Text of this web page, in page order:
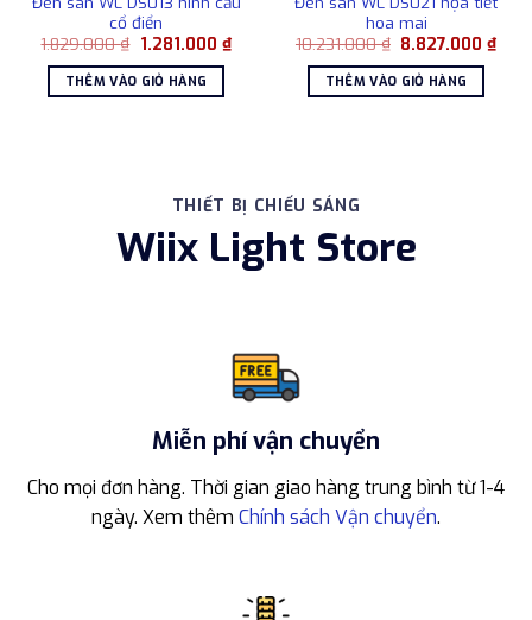
cổ điển
1.829.000₫ Giá
là:
1.829.000 ₫.
1.281.000 ₫Giá
hiện
1.281.000 ₫.
THÊM VÀO GIỎ HÀNG
hoa mai
10.231.000₫ Giá
là:
10.231.000 ₫.
8.827.000₫Giá
hiện
THÊM VÀO GIỎ HÀNG
THIẾT BỊ CHIẾU SÁNG
Wiix Light Store
Miễn phí vận chuyển
Cho mọi đơn hàng. Thời gian giao hàng trung bình từ 1-4
ngày. Xem thêm Chính sách Vận chuyển.